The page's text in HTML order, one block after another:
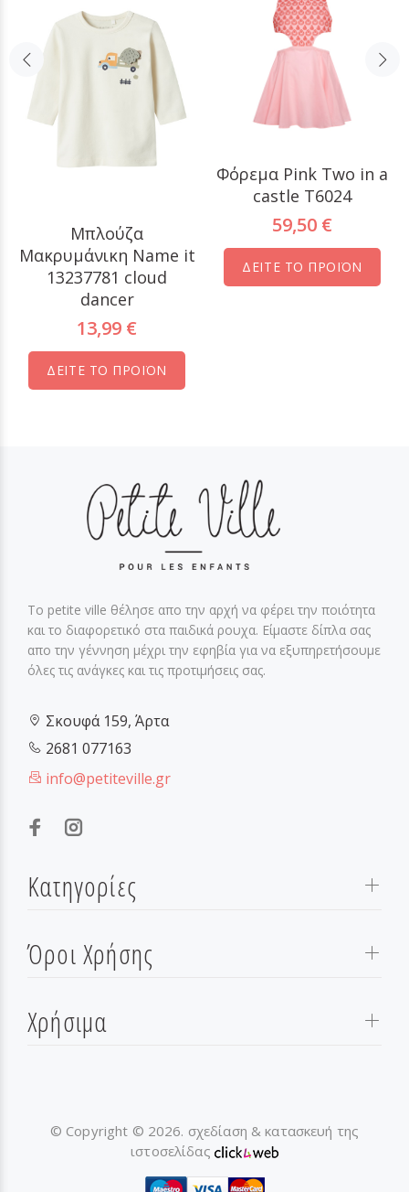
Μπλούζα
Μακρυμάνικη Name it
13237781 cloud
dancer
13,99 €
ΔΕΙΤΕ ΤΟ ΠΡΟΪΟΝ
Φόρεμα Pink Two in a
castle T6024
59,50 €
ΔΕΙΤΕ ΤΟ ΠΡΟΪΟΝ
Το petite ville θέλησε απο την αρχή να φέρει την ποιότητα
και το διαφορετικό στα παιδικά ρουχα. Είμαστε δίπλα σας
απο την γέννηση μέχρι την εφηβία για να εξυπηρετήσουμε
όλες τις ανάγκες και τις προτιμήσεις σας.
Σκουφά 159, Άρτα
2681 077163
info@petiteville.gr
Κατηγορίες
Όροι Χρήσης
Χρήσιμα
© Copyright © 2026. σχεδίαση & κατασκευή της
ιστοσελίδας